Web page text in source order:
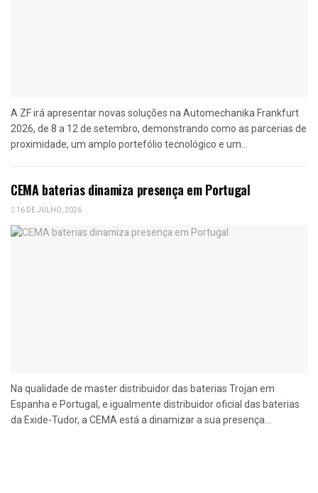
A ZF irá apresentar novas soluções na Automechanika Frankfurt
2026, de 8 a 12 de setembro, demonstrando como as parcerias de
proximidade, um amplo portefólio tecnológico e um...
CEMA baterias dinamiza presença em Portugal
16 DE JULHO, 2026
Na qualidade de master distribuidor das baterias Trojan em
Espanha e Portugal, e igualmente distribuidor oficial das baterias
da Exide-Tudor, a CEMA está a dinamizar a sua presença...